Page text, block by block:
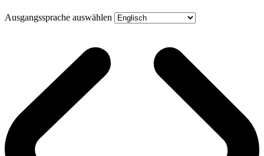
Ausgangssprache auswählen